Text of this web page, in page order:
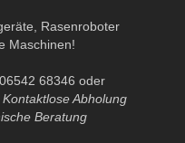
Rasenroboter
Maschinen!
68346 oder
Kontaktlose Abholung
Beratung